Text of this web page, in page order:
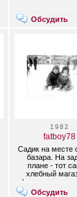
Обсудить
1982
fatboy78
Садик на месте
базара. На
плане - тот
хлебный
фанерными
панорамными
Обсудить